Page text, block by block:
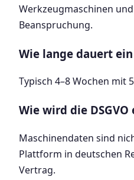
Werkzeugmaschinen
Beanspruchung.
Wie lange dauert
Typisch 4–8 Wochen mit
Wie wird die
Maschinendaten sind
Plattform in deutschen
Vertrag.